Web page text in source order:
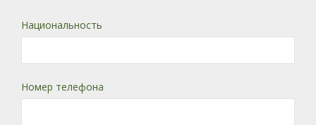
Национальность
Номер телефона